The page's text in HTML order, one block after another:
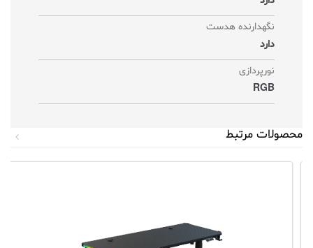
نگهدارنده هدست
دارد
نورپردازی
RGB
محصولات مرتبط